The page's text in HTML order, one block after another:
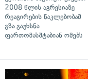
2008 წლის აგრესიაზე
რეაგირების ნაკლებობამ
გზა გაუხსნა
ფართომასშტაბიან ომებს